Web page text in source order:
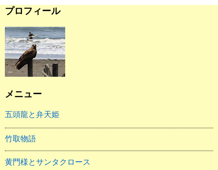
プロフィール
メニュー
五頭龍と弁天姫
竹取物語
黄門様とサンタクロース